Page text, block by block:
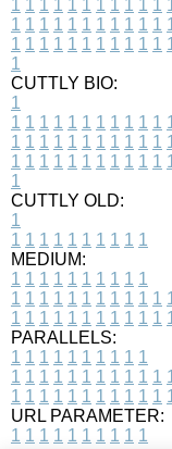
1 1 1 1 1 1 1 1 1 1 1
1 1 1 1 1 1 1 1 1 1 1
1 1 1 1 1 1 1 1 1 1 1
1
CUTTLY BIO:
1
1 1 1 1 1 1 1 1 1 1 1
1 1 1 1 1 1 1 1 1 1 1
1 1 1 1 1 1 1 1 1 1 1
1
CUTTLY OLD:
1
1 1 1 1 1 1 1 1 1 1
MEDIUM:
1 1 1 1 1 1 1 1 1 1
1 1 1 1 1 1 1 1 1 1 1
1 1 1 1 1 1 1 1 1 1 1
PARALLELS:
1 1 1 1 1 1 1 1 1 1
1 1 1 1 1 1 1 1 1 1 1
1 1 1 1 1 1 1 1 1 1 1
URL PARAMETER:
1 1 1 1 1 1 1 1 1 1